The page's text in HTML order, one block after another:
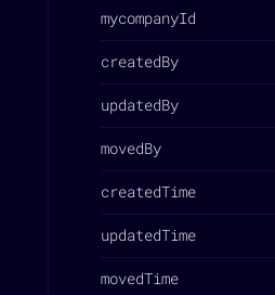
mycompanyId
createdBy
updatedBy
movedBy
createdTime
updatedTime
movedTime